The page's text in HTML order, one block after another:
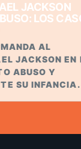
JACKSON
LOS
AL
JACKSON EN
ABUSO Y
SU INFANCIA.